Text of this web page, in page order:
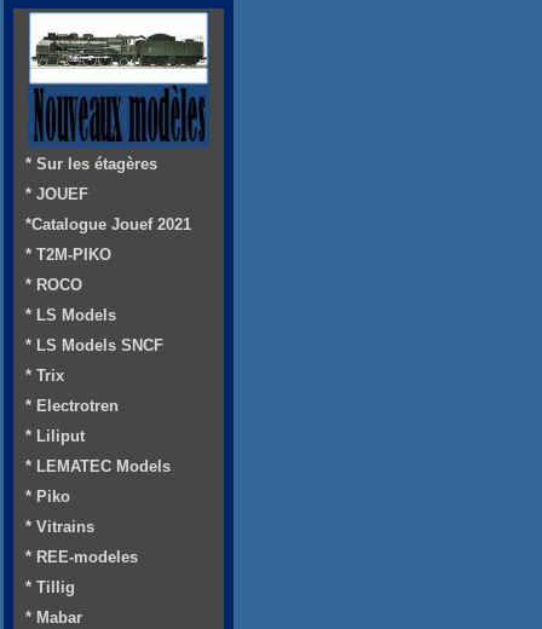
* Sur les étagères
* JOUEF
*Catalogue Jouef 2021
* T2M-PIKO
* ROCO
* LS Models
* LS Models SNCF
* Trix
* Electrotren
* Liliput
* LEMATEC Models
* Piko
* Vitrains
* REE-modeles
* Tillig
* Mabar